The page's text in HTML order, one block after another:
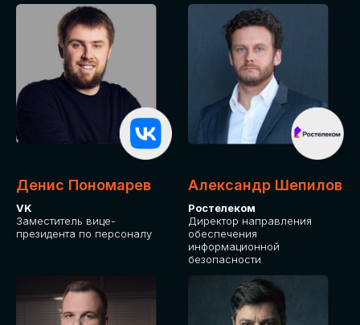
Денис Пономарев
VK
Заместитель вице-
президента по персоналу
Александр Шепилов
Ростелеком
Директор направления
обеспечения
информационной
безопасности